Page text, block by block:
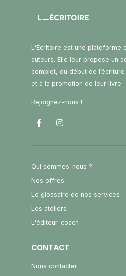
L’Écritoire est une plateforme
auteurs. Elle leur propose un
complet, du début de
et à la promotion de leur livre.
Rejoignez-nous !
Qui sommes-nous ?
Nos offres
Le glossaire de nos services
Les ateliers
L'éditeur-coach
CONTACT
Nous contacter